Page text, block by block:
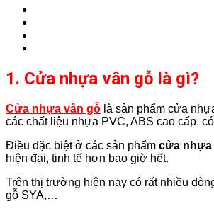
1. Cửa nhựa vân gỗ là gì?
Cửa nhựa vân gỗ là sản phẩm cửa
các chất liệu nhựa PVC, ABS cao cấp,
Điều đặc biệt ở các sản phẩm cửa nhựa
hiện đại, tinh tế hơn bao giờ hết.
Trên thị trường hiện nay có rất nhiều
gỗ SYA,…